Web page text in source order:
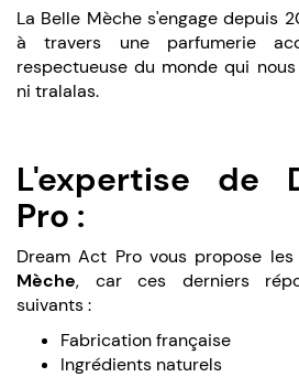
La Belle Mèche s'engage depuis
à travers une parfumerie
respectueuse du monde qui
ni tralalas.
L'expertise de
Pro :
Dream Act Pro vous propose
Mèche, car ces derniers
suivants :
Fabrication française
Ingrédients naturels